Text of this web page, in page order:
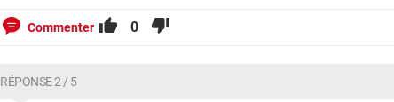
Commenter 0
RÉPONSE 2 / 5